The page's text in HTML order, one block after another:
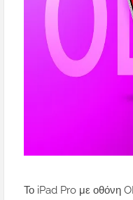
Το iPad Pro με οθόνη